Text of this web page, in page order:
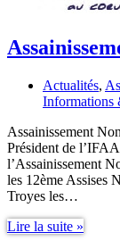
Actualités,
Informations
Assainissement
Président de
l’Assainissement
les 12ème Assises
Troyes les…
Lire la suite »